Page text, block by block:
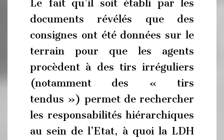
Le fait qu’il soit établi par les
documents révélés que des
consignes ont été données sur le
terrain pour que les agents
procèdent à des tirs irréguliers
(notamment des « tirs
tendus ») permet de rechercher
les responsabilités hiérarchiques
au sein de l’Etat, à quoi la LDH